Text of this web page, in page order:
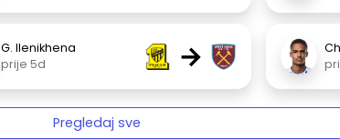
G. Ilenikhena
prije 5d
→
Pregledaj sve